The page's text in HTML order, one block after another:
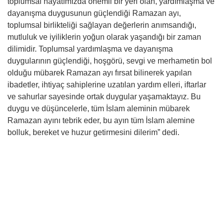
dayanışma duygusunun güçlendiği Ramazan ayı,
toplumsal birlikteliği sağlayan değerlerin anımsandığı,
mutluluk ve iyiliklerin yoğun olarak yaşandığı bir zaman
dilimidir. Toplumsal yardımlaşma ve dayanışma
duygularının güçlendiği, hoşgörü, sevgi ve merhametin bol
olduğu mübarek Ramazan ayı fırsat bilinerek yapılan
ibadetler, ihtiyaç sahiplerine uzatılan yardım elleri, iftarlar
ve sahurlar sayesinde ortak duygular yaşamaktayız. Bu
duygu ve düşüncelerle, tüm İslam aleminin mübarek
Ramazan ayını tebrik eder, bu ayın tüm İslam alemine
bolluk, bereket ve huzur getirmesini dilerim” dedi.